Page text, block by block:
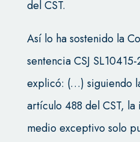
del CST.
Así lo ha sostenido la
sentencia CSJ
explicó: (…) siguiendo
artículo 488 del CST,
medio exceptivo solo